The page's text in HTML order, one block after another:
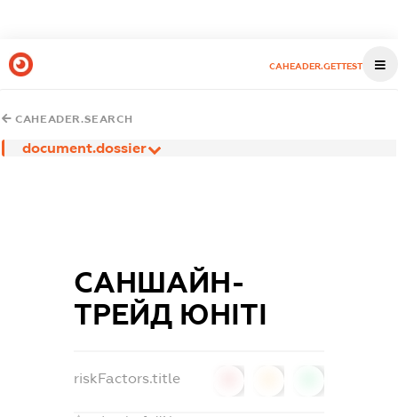
CAHEADER.GETTEST
CAHEADER.SEARCH
document.dossier
САНШАЙН-
ТРЕЙД ЮНІТІ
riskFactors.title